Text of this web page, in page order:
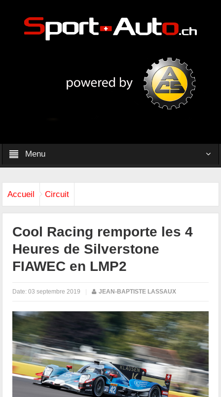
Menu
Accueil Circuit
Cool Racing remporte les 4
Heures de Silverstone
FIAWEC en LMP2
Date:03 septembre 2019 | JEAN-BAPTISTE LASSAUX